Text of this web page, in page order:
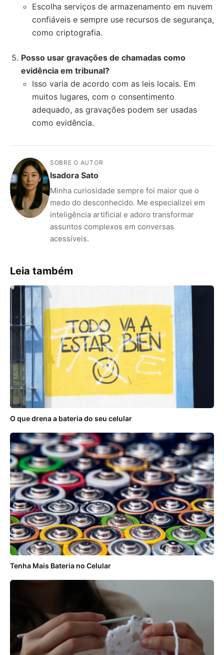
Escolha serviços de armazenamento em nuvem
confiáveis e sempre use recursos de segurança,
como criptografia.
Posso usar gravações de chamadas como
evidência em tribunal?
Isso varia de acordo com as leis locais. Em
muitos lugares, com o consentimento
adequado, as gravações podem ser usadas
como evidência.
SOBRE O AUTOR
Isadora Sato
Minha curiosidade sempre foi maior que o
medo do desconhecido. Me especializei em
inteligência artificial e adoro transformar
assuntos complexos em conversas
acessíveis.
Leia também
O que drena a bateria do seu celular
Tenha Mais Bateria no Celular